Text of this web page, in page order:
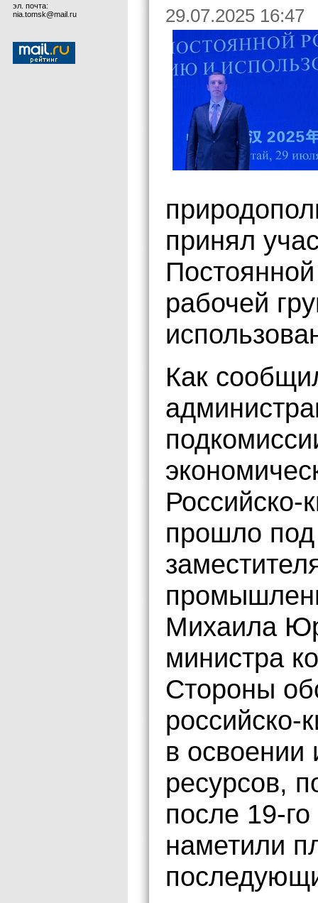
эл. почта:
nia.tomsk@mail.ru
29.07.2025 16:47
принял
рабочей
Как
Российско-
прошло под
Михаила
министра
Стороны
российско-
в освоении
ресурсов,
после 19-
наметили